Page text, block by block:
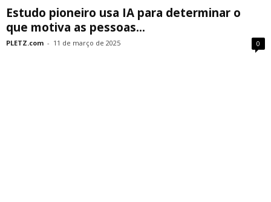
Estudo pioneiro usa IA para determinar o
que motiva as pessoas...
PLETZ.com - 11 de março de 2025 0